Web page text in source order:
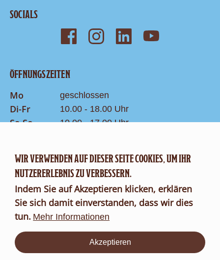
Suche
Über
DE
SOCIALS
ÖFFNUNGSZEITEN
Mo geschlossen
Di-Fr 10.00 - 18.00 Uhr
Sa-So
10.00 - 17.00 Uhr
KONTAKT
Kontaktformular
WIR VERWENDEN AUF DIESER SEITE COOKIES, UM IHR
NUTZERERLEBNIS ZU VERBESSERN.
Indem Sie auf Akzeptieren klicken, erklären
Sie sich damit einverstanden, dass wir dies
tun. Mehr Informationen
Akzeptieren